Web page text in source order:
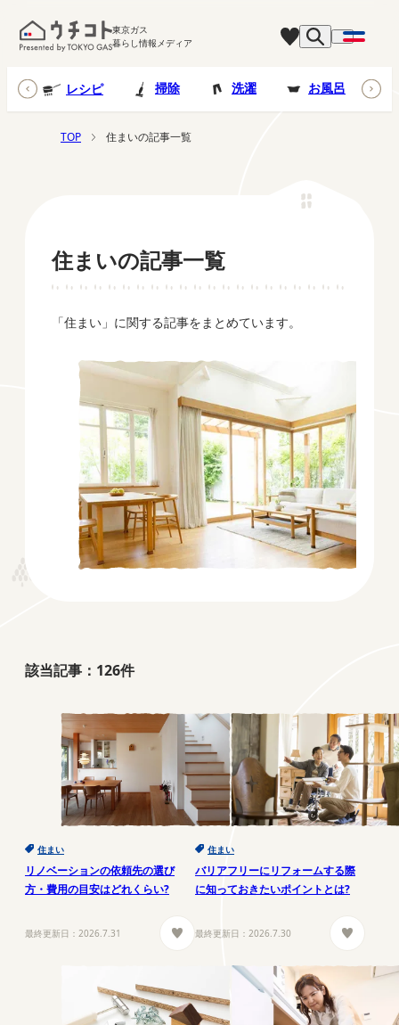
東京ガス
暮らし情報メディア
レシピ 掃除 洗濯 お風呂
TOP 住まいの記事一覧
住まいの記事一覧
「住まい」に関する記事をまとめています。
該当記事： 126件
住まい
リノベーションの依頼先の選び
方・費用の目安はどれくらい?
最終更新日： 2026.7.31
住まい
バリアフリーにリフォームする際
に知っておきたいポイントとは?
最終更新日： 2026.7.30